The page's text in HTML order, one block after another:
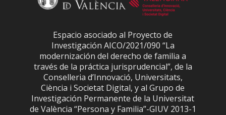
Espacio asociado al Proyecto de
Investigación AICO/2021/090 “La
modernización del derecho de familia a
través de la práctica jurisprudencial”, de la
Conselleria d’Innovació, Universitats,
Ciència i Societat Digital, y al Grupo de
Investigación Permanente de la Universitat
de València “Persona y Familia”-GIUV 2013-1